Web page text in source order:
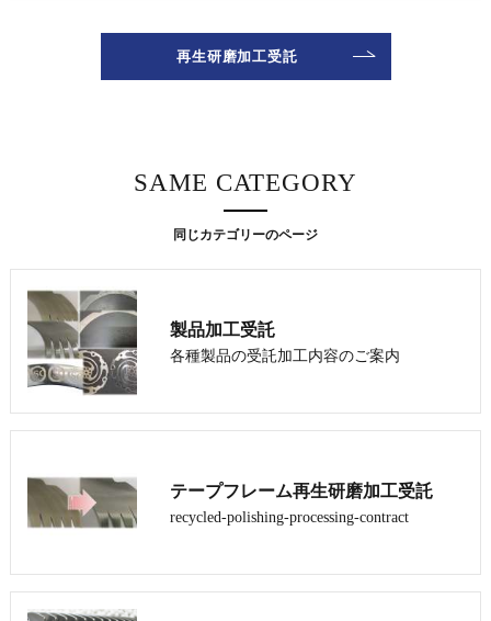
再生研磨加工受託
同じカテゴリーのページ
SAME CATEGORY
製品加工受託
各種製品の受託加工内容のご案内
テープフレーム再生研磨加工受託
recycled-polishing-processing-contract